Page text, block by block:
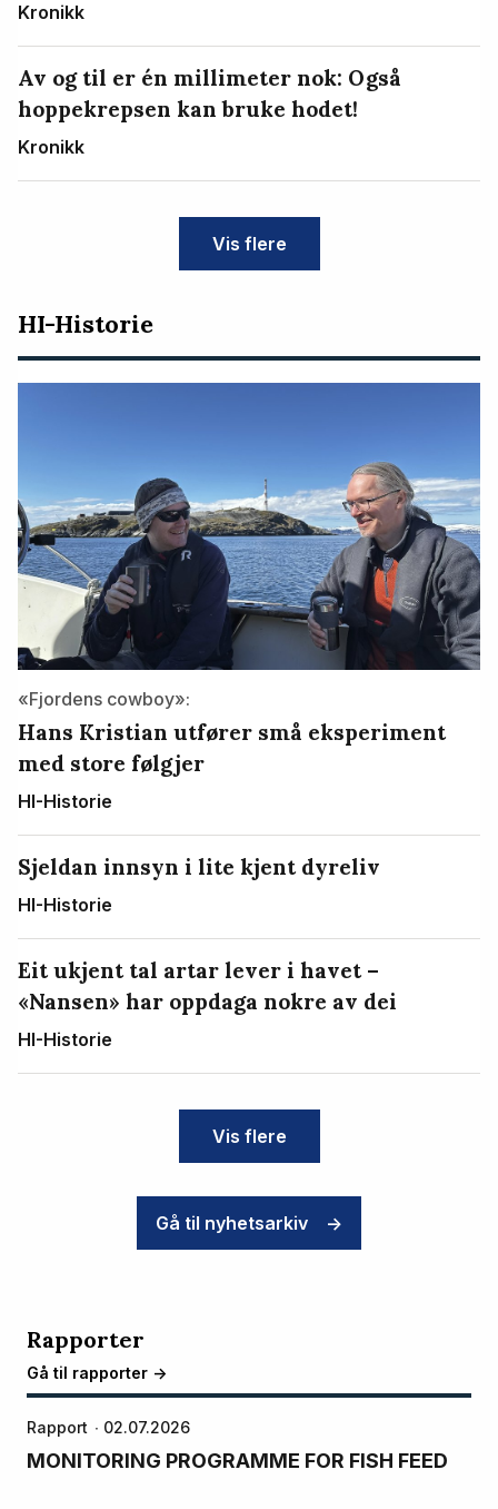
Kronikk
Av og til er én millimeter nok: Også
hoppekrepsen kan bruke hodet!
Kronikk
Vis flere
HI-Historie
«Fjordens cowboy»:
Hans Kristian utfører små eksperiment
med store følgjer
HI-Historie
Sjeldan innsyn i lite kjent dyreliv
HI-Historie
Eit ukjent tal artar lever i havet –
«Nansen» har oppdaga nokre av dei
HI-Historie
Vis flere
Gå til nyhetsarkiv ->
Rapporter
Gå til rapporter ->
Rapport 02.07.2026
MONITORING PROGRAMME FOR FISH FEED